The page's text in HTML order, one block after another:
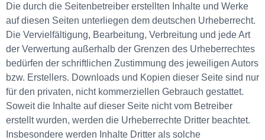
Die durch die Seitenbetreiber erstellten Inhalte und Werke
auf diesen Seiten unterliegen dem deutschen Urheberrecht.
Die Vervielfältigung, Bearbeitung, Verbreitung und jede Art
der Verwertung außerhalb der Grenzen des Urheberrechtes
bedürfen der schriftlichen Zustimmung des jeweiligen Autors
bzw. Erstellers. Downloads und Kopien dieser Seite sind nur
für den privaten, nicht kommerziellen Gebrauch gestattet.
Soweit die Inhalte auf dieser Seite nicht vom Betreiber
erstellt wurden, werden die Urheberrechte Dritter beachtet.
Insbesondere werden Inhalte Dritter als solche